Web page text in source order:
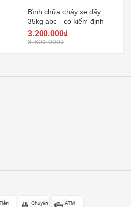
Bình chữa cháy xe đẩy
35kg abc - có kiểm định
3.200.000₫
3.800.000₫